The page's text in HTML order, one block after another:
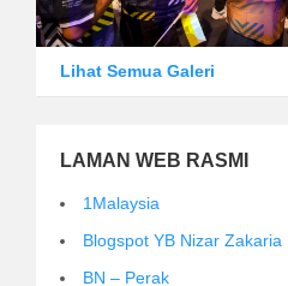
Lihat Semua Galeri
LAMAN WEB RASMI
1Malaysia
Blogspot YB Nizar Zakaria
BN – Perak